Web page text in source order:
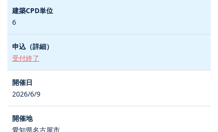
6
受付終了
2026/6/9
愛知県名古屋市